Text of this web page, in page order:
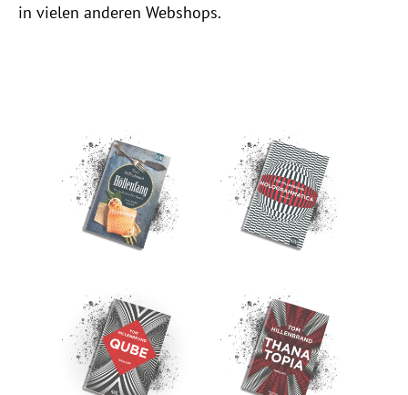
in vielen anderen Webshops.